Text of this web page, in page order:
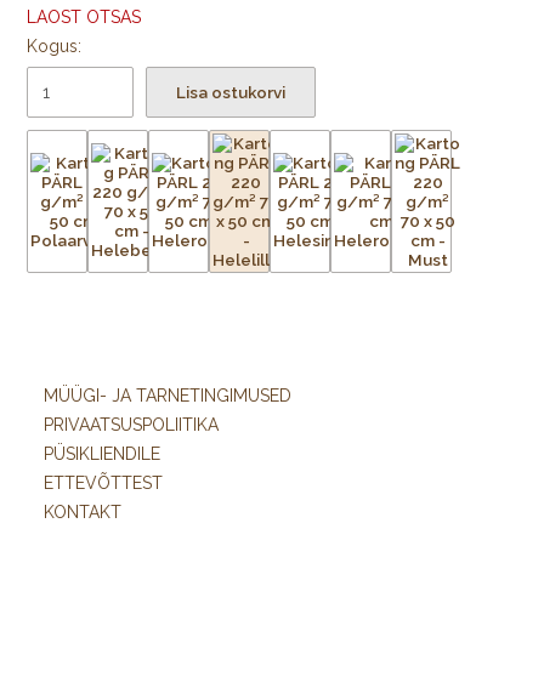
LAOST OTSAS
Kogus:
Lisa ostukorvi
MÜÜGI- JA TARNETINGIMUSED
PRIVAATSUSPOLIITIKA
PÜSIKLIENDILE
ETTEVÕTTEST
KONTAKT